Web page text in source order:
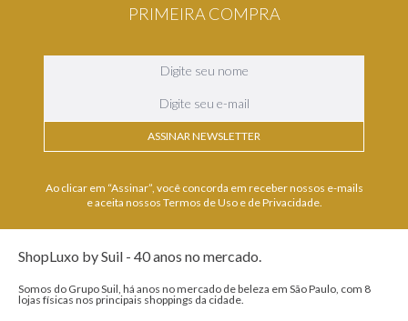
PRIMEIRA COMPRA
ASSINAR NEWSLETTER
Ao clicar em “Assinar”, você concorda em receber nossos e-mails
e aceita nossos Termos de Uso e de Privacidade.
ShopLuxo by Suil - 40 anos no mercado.
Somos do Grupo Suil, há anos no mercado de beleza em São Paulo, com 8
lojas físicas nos principais shoppings da cidade.